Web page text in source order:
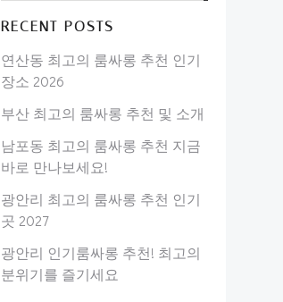
RECENT POSTS
연산동 최고의 룸싸롱 추천 인기
장소 2026
부산 최고의 룸싸롱 추천 및 소개
남포동 최고의 룸싸롱 추천 지금
바로 만나보세요!
광안리 최고의 룸싸롱 추천 인기
곳 2027
광안리 인기룸싸롱 추천! 최고의
분위기를 즐기세요